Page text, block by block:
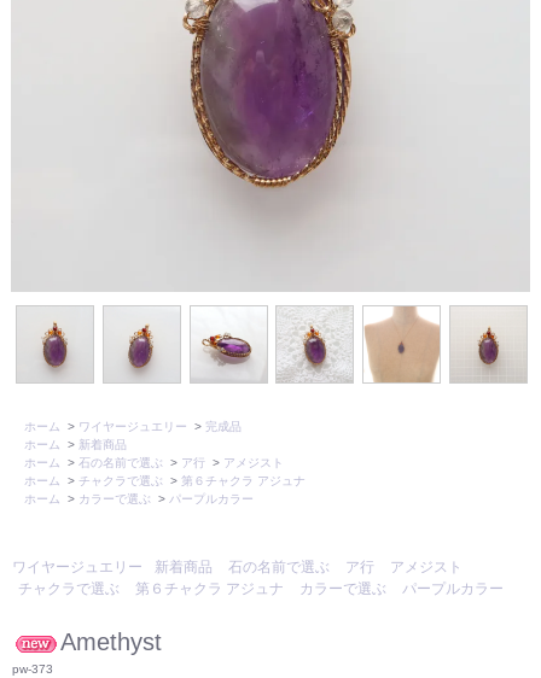
ホーム > ワイヤージュエリー > 完成品
ホーム
> 新着商品
ホーム
> 石の名前で選ぶ > ア行 > アメジスト
ホーム
> チャクラで選ぶ > 第６チャクラ アジュナ
ホーム
> カラーで選ぶ > パープルカラー
ワイヤージュエリー 新着商品 石の名前で選ぶ ア行
アメジスト
チャクラで選ぶ
第６チャクラ アジュナ カラーで選ぶ パープルカラー
Amethyst
pw-373